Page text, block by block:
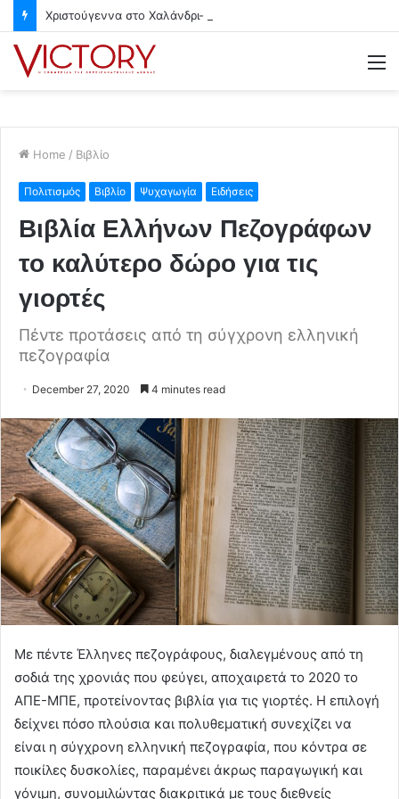
Home / Βιβλίο
Πολιτισμός Βιβλίο Ψυχαγωγία Ειδήσεις
Βιβλία Ελλήνων Πεζογράφων
το καλύτερο δώρο για τις
γιορτές
Πέντε προτάσεις από τη σύγχρονη ελληνική
πεζογραφία
December 27, 2020 4 minutes read
Με πέντε Έλληνες πεζογράφους, διαλεγμένους από τη
σοδιά της χρονιάς που φεύγει, αποχαιρετά το 2020 το
ΑΠΕ-ΜΠΕ, προτείνοντας βιβλία για τις γιορτές. Η επιλογή
δείχνει πόσο πλούσια και πολυθεματική συνεχίζει να
είναι η σύγχρονη ελληνική πεζογραφία, που κόντρα σε
ποικίλες δυσκολίες, παραμένει άκρως παραγωγική και
γόνιμη, συνομιλώντας διακριτικά με τους διεθνείς